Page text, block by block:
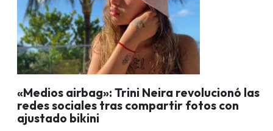
«Medios airbag»: Trini Neira revolucionó las
redes sociales tras compartir fotos con
ajustado bikini